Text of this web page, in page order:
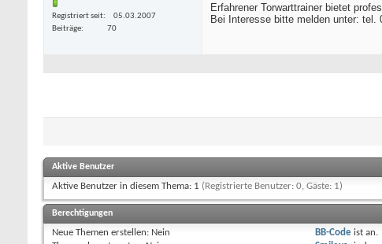
Registriert seit
05.03.2007
Beiträge
70
Erfahrener Torwarttrainer bietet
Bei Interesse bitte melden unter: tel.
Aktive Benutzer
Aktive Benutzer in diesem Thema: 1 (Registrierte Benutzer: 0, Gäste: 1)
Berechtigungen
Neue Themen erstellen: Nein
BB-Code istan.